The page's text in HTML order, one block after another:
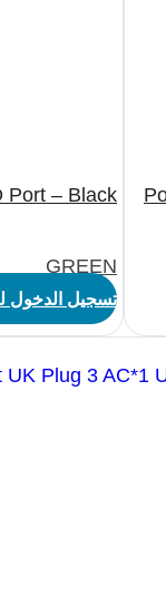
Port – Black
GREEN
تسجيل الدخول